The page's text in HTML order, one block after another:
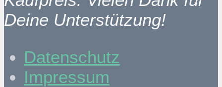
Deine Unterstützung!
Datenschutz
Impressum